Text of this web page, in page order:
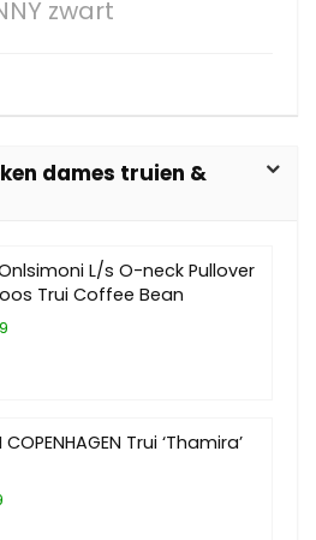
zwart
dames truien &
L/s O-neck Pullover
Trui Coffee Bean
COPENHAGEN Trui ‘Thamira’